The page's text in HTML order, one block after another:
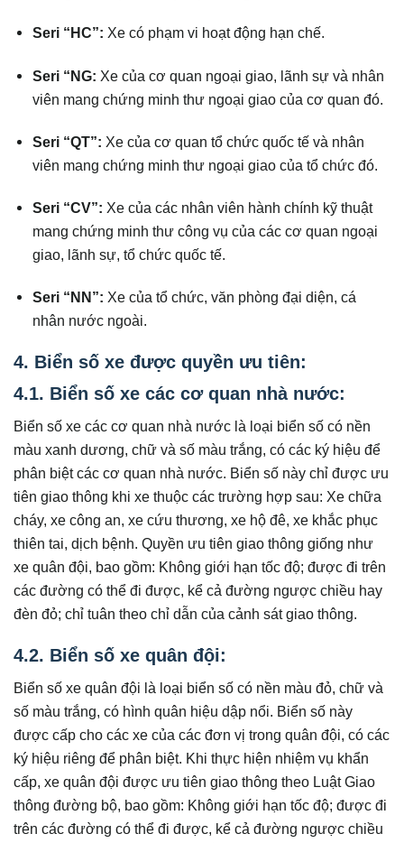
Seri “HC”: Xe có phạm vi hoạt động hạn chế.
Seri “NG: Xe của cơ quan ngoại giao, lãnh sự và nhân
viên mang chứng minh thư ngoại giao của cơ quan đó.
Seri “QT”: Xe của cơ quan tổ chức quốc tế và nhân
viên mang chứng minh thư ngoại giao của tổ chức đó.
Seri “CV”: Xe của các nhân viên hành chính kỹ thuật
mang chứng minh thư công vụ của các cơ quan ngoại
giao, lãnh sự, tổ chức quốc tế.
Seri “NN”: Xe của tổ chức, văn phòng đại diện, cá
nhân nước ngoài.
4. Biển số xe được quyền ưu tiên:
4.1. Biển số xe các cơ quan nhà nước:
Biển số xe các cơ quan nhà nước là loại biển số có nền
màu xanh dương, chữ và số màu trắng, có các ký hiệu để
phân biệt các cơ quan nhà nước. Biển số này chỉ được ưu
tiên giao thông khi xe thuộc các trường hợp sau: Xe chữa
cháy, xe công an, xe cứu thương, xe hộ đê, xe khắc phục
thiên tai, dịch bệnh. Quyền ưu tiên giao thông giống như
xe quân đội, bao gồm: Không giới hạn tốc độ; được đi trên
các đường có thể đi được, kể cả đường ngược chiều hay
đèn đỏ; chỉ tuân theo chỉ dẫn của cảnh sát giao thông.
4.2. Biển số xe quân đội:
Biển số xe quân đội là loại biển số có nền màu đỏ, chữ và
số màu trắng, có hình quân hiệu dập nổi. Biển số này
được cấp cho các xe của các đơn vị trong quân đội, có các
ký hiệu riêng để phân biệt. Khi thực hiện nhiệm vụ khẩn
cấp, xe quân đội được ưu tiên giao thông theo Luật Giao
thông đường bộ, bao gồm: Không giới hạn tốc độ; được đi
trên các đường có thể đi được, kể cả đường ngược chiều